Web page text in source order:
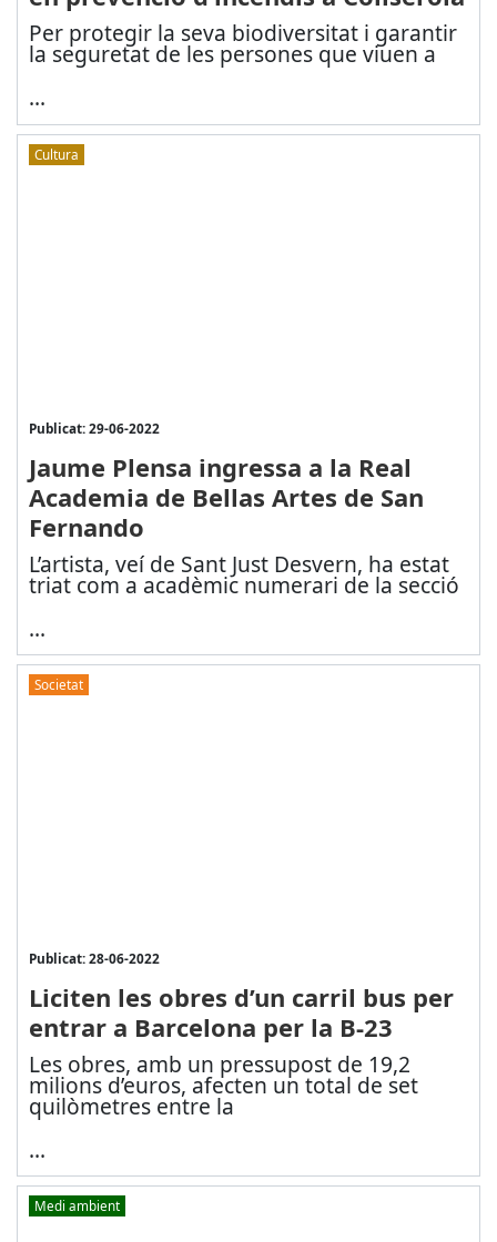
Per protegir la seva biodiversitat i garantir
la seguretat de les persones que viuen a
...
Cultura
Publicat: 29-06-2022
Jaume Plensa ingressa a la Real
Academia de Bellas Artes de San
Fernando
L’artista, veí de Sant Just Desvern, ha estat
triat com a acadèmic numerari de la secció
...
Societat
Publicat: 28-06-2022
Liciten les obres d’un carril bus per
entrar a Barcelona per la B-23
Les obres, amb un pressupost de 19,2
milions d’euros, afecten un total de set
quilòmetres entre la
...
Medi ambient